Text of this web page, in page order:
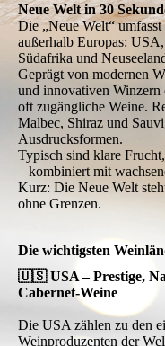
Neue Welt in 30
Die „Neue Welt“
außerhalb Europas:
Südafrika und
Geprägt von modernen
und innovativen Winzern
oft zugängliche Weine.
Malbec, Shiraz und
Ausdrucksformen.
Typisch sind klare
– kombiniert mit
Kurz: Die Neue Welt
ohne Grenzen.
Die wichtigsten
🇺🇸 USA – Prestige,
Cabernet-Weine
Die USA zählen zu den
Weinproduzenten der